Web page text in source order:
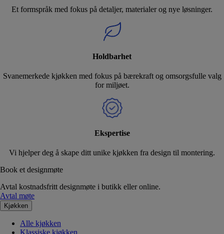
Et formspråk med fokus på detaljer, materialer og nye løsninger.
Holdbarhet
Svanemerkede kjøkken med fokus på bærekraft og omsorgsfulle valg
for miljøet.
Ekspertise
Vi hjelper deg å skape ditt unike kjøkken fra design til montering.
Book et designmøte
Avtal kostnadsfritt designmøte i butikk eller online.
Avtal møte
Kjøkken
Alle kjøkken